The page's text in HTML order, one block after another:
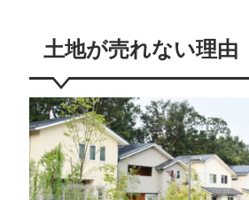
土地が売れない理由